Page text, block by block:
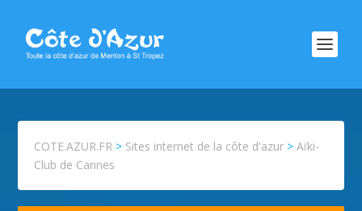
COTE.AZUR.FR > Sites internet de la côte d'azur >Aïki-
Club de Cannes